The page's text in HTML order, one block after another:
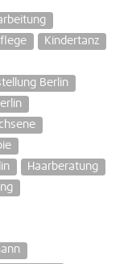
Kindertanz
Berlin
Haarberatung